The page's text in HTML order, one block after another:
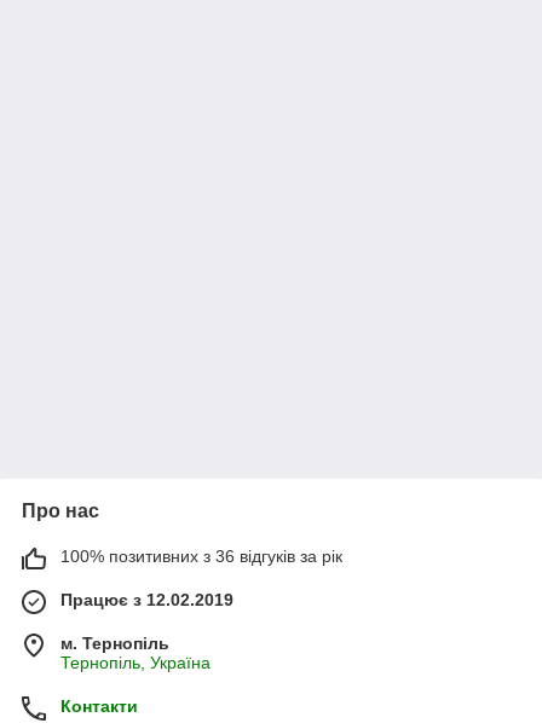
Про нас
100% позитивних з 36 відгуків за рік
Працює з 12.02.2019
м. Тернопіль
Тернопіль, Україна
Контакти